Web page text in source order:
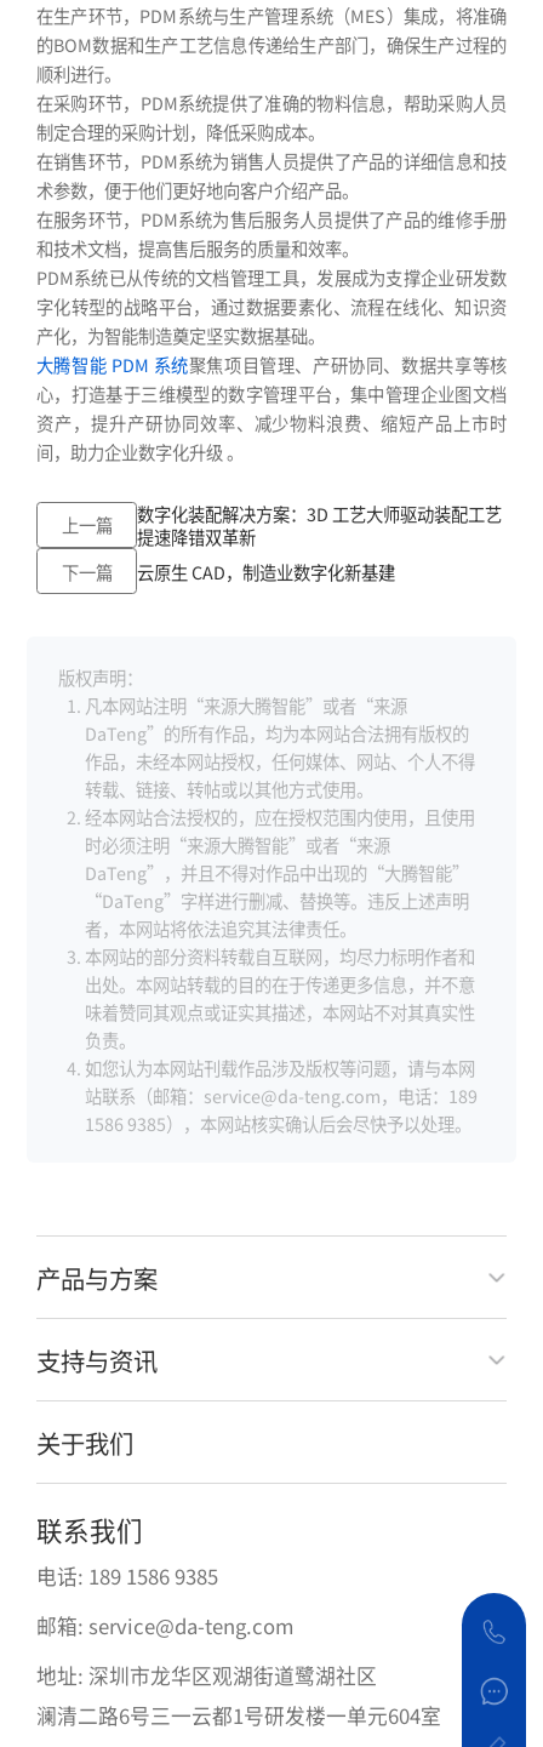
在生产环节，PDM系统与生产管理系统（MES）集成，将准确
的BOM数据和生产工艺信息传递给生产部门，确保生产过程的
顺利进行。
在采购环节，PDM系统提供了准确的物料信息，帮助采购人员
制定合理的采购计划，降低采购成本。
在销售环节，PDM系统为销售人员提供了产品的详细信息和技
术参数，便于他们更好地向客户介绍产品。
在服务环节，PDM系统为售后服务人员提供了产品的维修手册
和技术文档，提高售后服务的质量和效率。
PDM系统已从传统的文档管理工具，发展成为支撑企业研发数
字化转型的战略平台，通过数据要素化、流程在线化、知识资
产化，为智能制造奠定坚实数据基础。
大腾智能 PDM 系统聚焦项目管理、产研协同、数据共享等核
心，打造基于三维模型的数字管理平台，集中管理企业图文档
资产，提升产研协同效率、减少物料浪费、缩短产品上市时
间，助力企业数字化升级 。
上一篇
数字化装配解决方案：3D 工艺大师驱动装配工艺
提速降错双革新
下一篇
云原生 CAD，制造业数字化新基建
版权声明：
凡本网站注明“来源大腾智能”或者“来源
DaTeng”的所有作品，均为本网站合法拥有版权的
作品，未经本网站授权，任何媒体、网站、个人不得
转载、链接、转帖或以其他方式使用。
经本网站合法授权的，应在授权范围内使用，且使用
时必须注明“来源大腾智能”或者“来源
DaTeng”，并且不得对作品中出现的“大腾智能”
“DaTeng”字样进行删减、替换等。违反上述声明
者，本网站将依法追究其法律责任。
本网站的部分资料转载自互联网，均尽力标明作者和
出处。本网站转载的目的在于传递更多信息，并不意
味着赞同其观点或证实其描述，本网站不对其真实性
负责。
如您认为本网站刊载作品涉及版权等问题，请与本网
站联系（邮箱：service@da-teng.com，电话：189
1586 9385），本网站核实确认后会尽快予以处理。
产品与方案
支持与资讯
关于我们
联系我们
电话: 189 1586 9385
邮箱: service@da-teng.com
地址: 深圳市龙华区观湖街道鹭湖社区
澜清二路6号三一云都1号研发楼一单元604室